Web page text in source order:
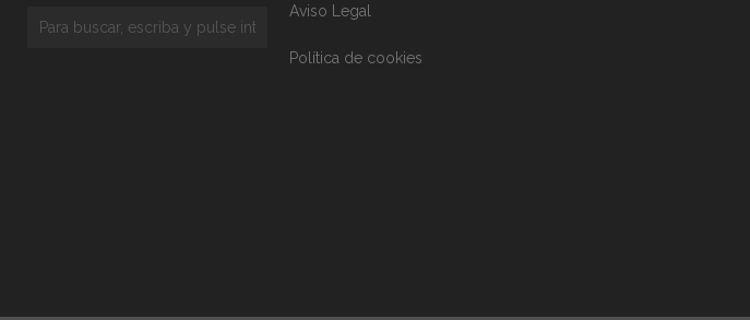
Aviso Legal
Política de cookies